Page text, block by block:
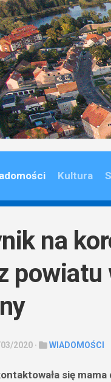
Kultura
na
powiatu
2020 · WIADOMOŚCI
się